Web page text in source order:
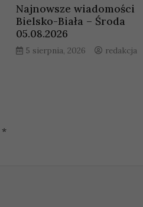
Najnowsze wiadomości
Bielsko-Biała – Środa
05.08.2026
5 sierpnia, 2026 redakcja
*